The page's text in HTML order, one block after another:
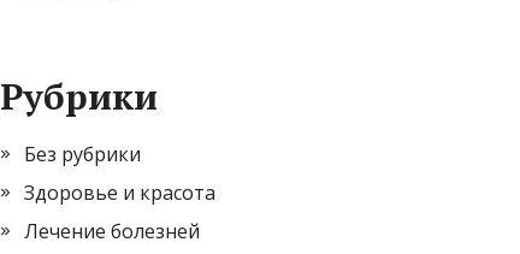
Рубрики
Без рубрики
Здоровье и красота
Лечение болезней